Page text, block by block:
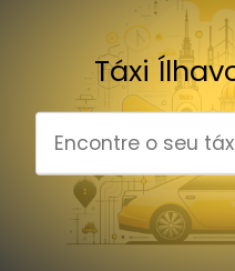
Táxi